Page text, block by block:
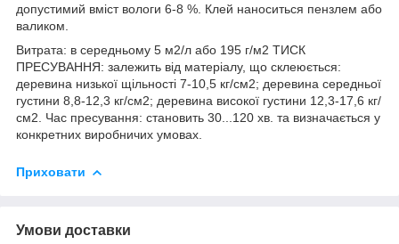
допустимий вміст вологи 6-8 %. Клей наноситься пензлем або
валиком.
Витрата: в середньому 5 м2/л або 195 г/м2 ТИСК
ПРЕСУВАННЯ: залежить від матеріалу, що склеюється:
деревина низької щільності 7-10,5 кг/см2; деревина середньої
густини 8,8-12,3 кг/см2; деревина високої густини 12,3-17,6 кг/
см2. Час пресування: становить 30...120 хв. та визначається у
конкретних виробничих умовах.
Приховати
Умови доставки